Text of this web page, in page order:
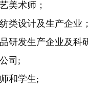
美术师；
类设计及生产企业；
研发生产企业及科
司;
和学生;